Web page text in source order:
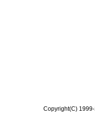
Copyright(C)